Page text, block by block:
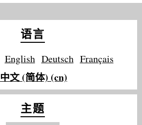
语言
English Deutsch Français
中文 (简体) (cn)
主题